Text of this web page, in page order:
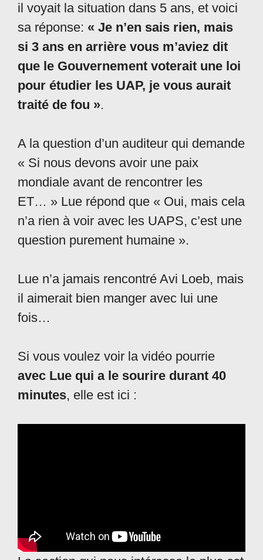
il voyait la situation dans 5 ans, et voici
sa réponse: « Je n’en sais rien, mais
si 3 ans en arrière vous m’aviez dit
que le Gouvernement voterait une loi
pour étudier les UAP, je vous aurait
traité de fou ».
A la question d’un auditeur qui demande
« Si nous devons avoir une paix
mondiale avant de rencontrer les
ET… » Lue répond que « Oui, mais cela
n’a rien à voir avec les UAPS, c’est une
question purement humaine ».
Lue n’a jamais rencontré Avi Loeb, mais
il aimerait bien manger avec lui une
fois…
Si vous voulez voir la vidéo pourrie
avec Lue qui a le sourire durant 40
minutes, elle est ici :